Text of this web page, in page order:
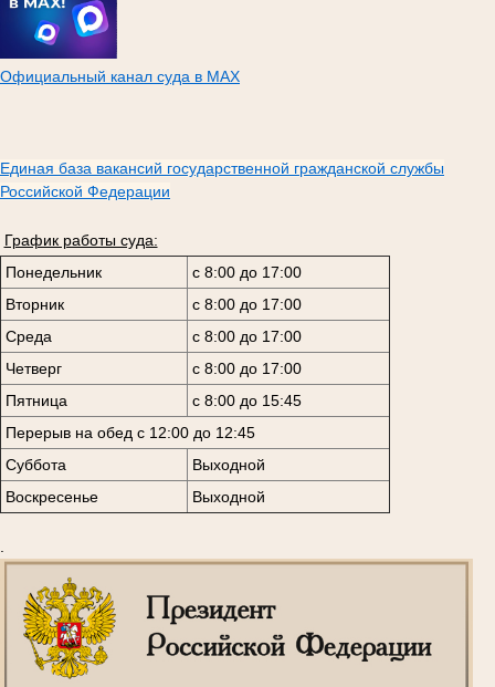
Официальный канал суда в МАХ
Единая база вакансий государственной гражданской службы
Российской Федерации
График работы суда:
Понедельник
с 8:00 до 17:00
Вторник
с 8:00 до 17:00
Среда
с 8:00 до 17:00
Четверг
с 8:00 до 17:00
Пятница
с 8:00 до 15:45
Перерыв на обед с 12:00 до 12:45
Суббота
Выходной
Воскресенье
Выходной
.